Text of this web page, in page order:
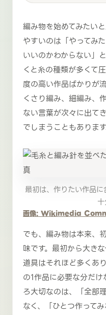
編み物を始めてみたい
やすいのは「やってみ
いいのかわからない」
くと糸の種類が多くて
度の高い作品ばかりが
くさり編み、細編み、
ない言葉が次々に出て
でしまうこともあります
最初は、作りたい作品
十
画像: Wikimedia
でも、編み物は本来、
味です。最初から大き
道具はそれほど多くあ
の1作品に必要な分だ
ろ大切なのは、「全部
なく、「ひとつ作って